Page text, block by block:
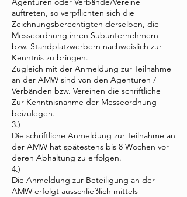
auftreten, so verpflichten sich die
Zeichnungsberechtigten derselben, die
Messeordnung ihren Subunternehmern
bzw. Standplatzwerbern nachweislich zur
Kenntnis zu bringen.
Zugleich mit der Anmeldung zur Teilnahme
an der AMW sind von den Agenturen /
Verbänden bzw. Vereinen die schriftliche
Zur-Kenntnisnahme der Messeordnung
beizulegen.
3.)
Die schriftliche Anmeldung zur Teilnahme an
der AMW hat spätestens bis 8 Wochen vor
deren Abhaltung zu erfolgen.
4.)
Die Anmeldung zur Beteiligung an der
AMW erfolgt ausschließlich mittels